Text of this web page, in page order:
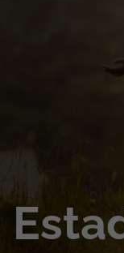
Pacotes de
Cruzeiros
Promoções